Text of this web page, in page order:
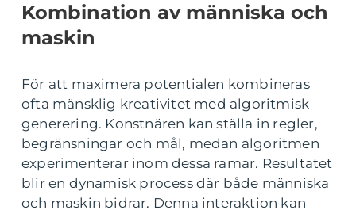
Kombination av människa och
maskin
För att maximera potentialen kombineras
ofta mänsklig kreativitet med algoritmisk
generering. Konstnären kan ställa in regler,
begränsningar och mål, medan algoritmen
experimenterar inom dessa ramar. Resultatet
blir en dynamisk process där både människa
och maskin bidrar. Denna interaktion kan